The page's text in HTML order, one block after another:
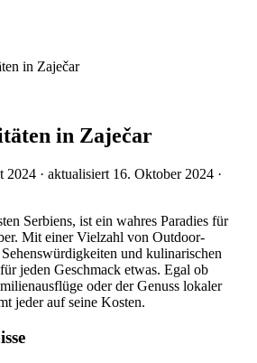
in Zaječar
in Zaječar
· aktualisiert 16. Oktober 2024 ·
Serbiens, ist ein wahres Paradies für
Mit einer Vielzahl von Outdoor-
und kulinarischen
jeden Geschmack etwas. Egal ob
oder der Genuss lokaler
jeder auf seine Kosten.